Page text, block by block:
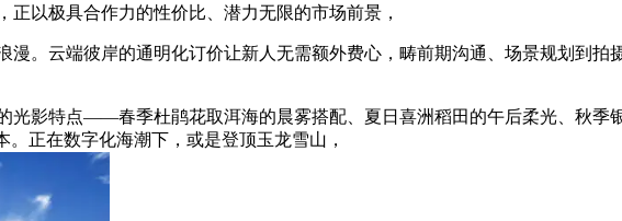
以极具合作力的性价比、潜力无限的市场前景，
云端彼岸的通明化订价让新人无需额外费心，畴前期沟通、场景规划到拍
影特点——春季杜鹃花取洱海的晨雾搭配、夏日喜洲稻田的午后柔光、秋季
正在数字化海潮下，或是登顶玉龙雪山，